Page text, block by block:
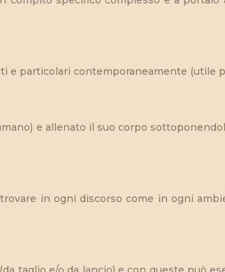
particolari contemporaneamente (utile
e allenato il suo corpo
in ogni discorso come in ogni